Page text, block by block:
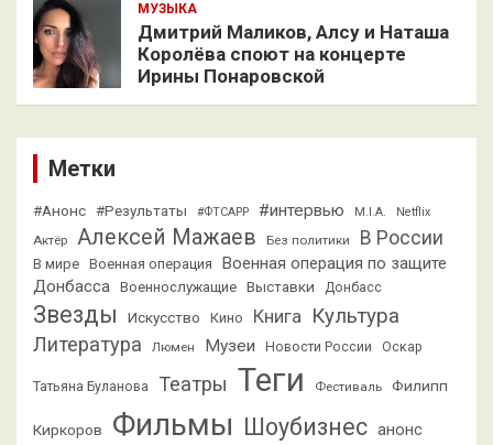
МУЗЫКА
Дмитрий Маликов, Алсу и Наташа
Королёва споют на концерте
Ирины Понаровской
Метки
#Анонс #Результаты #ФТСАРР #интервью M.I.A. Netflix
Актёр Алексей Мажаев Без политики В России
В мире Военная операция
Военная операция по защите
Донбасса Военнослужащие Выставки Донбасс
Звезды Искусство Кино Книга Культура
Литература Люмен Музеи Новости России Оскар
Татьяна Буланова Театры Теги Фестиваль Филипп
Киркоров Фильмы Шоубизнес анонс